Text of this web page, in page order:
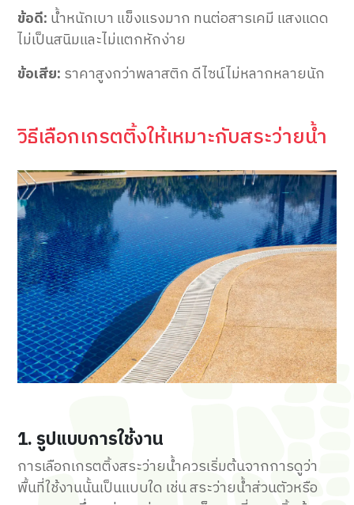
ข้อดี: น้ำหนักเบา แข็งแรงมาก ทนต่อสารเคมี แสงแดด
ไม่เป็นสนิมและไม่แตกหักง่าย
ข้อเสีย: ราคาสูงกว่าพลาสติก ดีไซน์ไม่หลากหลายนัก
วิธีเลือกเกรตติ้งให้เหมาะกับสระว่ายน้ำ
1. รูปแบบการใช้งาน
การเลือกเกรตติ้งสระว่ายน้ำควรเริ่มต้นจากการดูว่า
พื้นที่ใช้งานนั้นเป็นแบบใด เช่น สระว่ายน้ำส่วนตัวหรือ